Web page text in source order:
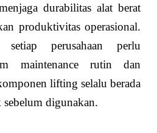
durabilitas alat berat
produktivitas operasional.
perusahaan perlu
maintenance rutin dan
lifting selalu berada
digunakan.